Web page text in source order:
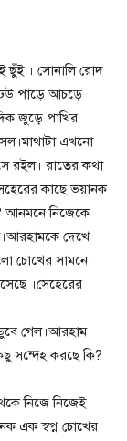
ছুঁই । সোনালি রোদ
পাড়ে আচড়ে
জুড়ে পাখির
এখনো
রইল। রাতের কথা
কাছে ভয়ানক
আনমনে নিজেকে
দেখে
চোখের সামনে
।সেহেরের
গেল।আরহাম
সন্দেহ করছে কি?
নিজে নিজেই
এক স্বপ্ন চোখের